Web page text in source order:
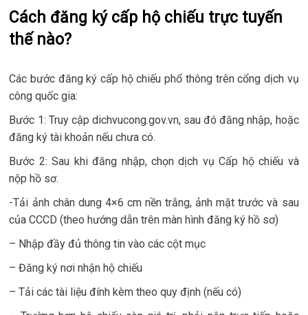
Cách đăng ký cấp hộ chiếu trực tuyến
thế nào?
Các bước đăng ký cấp hộ chiếu phổ thông trên cổng dịch vụ
công quốc gia:
Bước 1: Truy cập dichvucong.gov.vn, sau đó đăng nhập, hoặc
đăng ký tài khoản nếu chưa có.
Bước 2: Sau khi đăng nhập, chọn dịch vụ Cấp hộ chiếu và
nộp hồ sơ.
-Tải ảnh chân dung 4×6 cm nền trắng, ảnh mặt trước và sau
của CCCD (theo hướng dẫn trên màn hình đăng ký hồ sơ)
– Nhập đầy đủ thông tin vào các cột mục
– Đăng ký nơi nhận hộ chiếu
– Tải các tài liệu đính kèm theo quy định (nếu có)